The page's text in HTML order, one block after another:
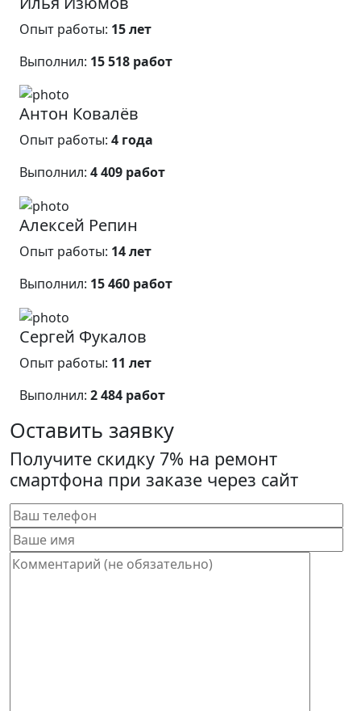
Опыт работы: 15 лет
Выполнил: 15 518 работ
Антон Ковалёв
Опыт работы: 4 года
Выполнил: 4 409 работ
Алексей Репин
Опыт работы: 14 лет
Выполнил: 15 460 работ
Сергей Фукалов
Опыт работы: 11 лет
Выполнил: 2 484 работ
Оставить заявку
Получите скидку 7% на ремонт
смартфона при заказе через сайт